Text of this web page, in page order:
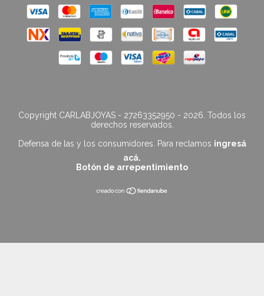
Copyright CARLABJOYAS - 27263352950 - 2026. Todos los
derechos reservados.
Defensa de las y los consumidores. Para reclamos ingresá
acá.
Botón de arrepentimiento